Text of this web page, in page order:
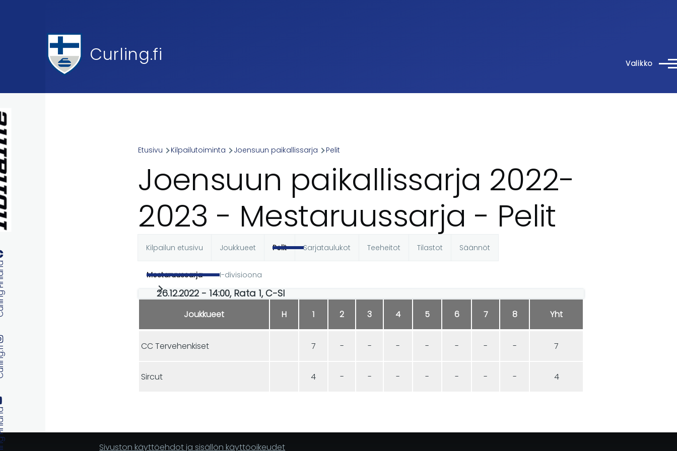
Curling.fi Valikko
Breadcrumb
Etusivu Kilpailutoiminta Joensuun paikallissarja Pelit
Joensuun paikallissarja 2022-
2023 - Mestaruussarja - Pelit
välilehdet
Kilpailun etusivu Joukkueet Pelit Sarjataulukot Teeheitot Tilastot Säännöt
Mestaruussarja I-divisioona
26.12.2022 - 14:00, Rata 1, C-SI
Joukkueet H 1 2 3 4 5 6 7 8 Yht
CC Tervehenkiset 7 - - - - - - - 7
Sircut 4 - - - - - - - 4
Sivuston käyttöehdot ja sisällön käyttöoikeudet